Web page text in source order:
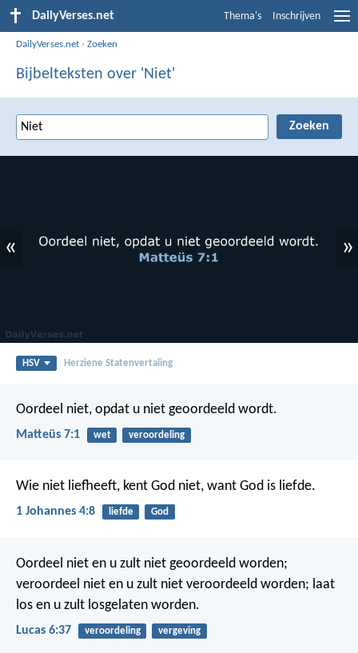
DailyVerses.net Thema's Inschrijven
DailyVerses.net ›Zoeken
Bijbelteksten over 'Niet'
« »
HSV Herziene Statenvertaling
Oordeel niet, opdat u niet geoordeeld wordt.
Matteüs 7:1 wet veroordeling
Wie niet liefheeft, kent God niet, want God is liefde.
1 Johannes 4:8 liefde God
Oordeel niet en u zult niet geoordeeld worden;
veroordeel niet en u zult niet veroordeeld worden; laat
los en u zult losgelaten worden.
Lucas 6:37 veroordeling vergeving